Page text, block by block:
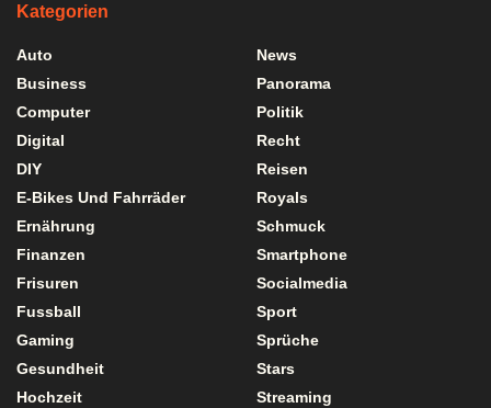
Kategorien
Auto
Business
Computer
Digital
DIY
E-Bikes Und Fahrräder
Ernährung
Finanzen
Frisuren
Fussball
Gaming
Gesundheit
Hochzeit
News
Panorama
Politik
Recht
Reisen
Royals
Schmuck
Smartphone
Socialmedia
Sport
Sprüche
Stars
Streaming